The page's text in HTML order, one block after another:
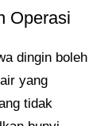
Operasi
dingin boleh
yang
tidak